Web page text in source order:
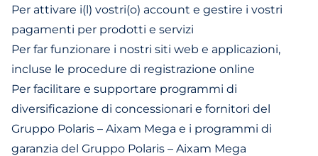
Per attivare i(l) vostri(o) account e gestire i vostri
pagamenti per prodotti e servizi
Per far funzionare i nostri siti web e applicazioni,
incluse le procedure di registrazione online
Per facilitare e supportare programmi di
diversificazione di concessionari e fornitori del
Gruppo Polaris – Aixam Mega e i programmi di
garanzia del Gruppo Polaris – Aixam Mega